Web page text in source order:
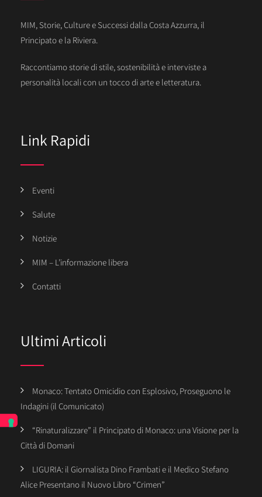
MIM, Storie, Culture e Successi dalla Costa Azzurra, il
Principato e la Riviera.
Raccontiamo storie di stile, sostenibilità e interviste a
personalità locali con un tocco di arte e letteratura.
Link Rapidi
Eventi
Salute
Notizie
MIM – L’informazione libera
Contatti
Ultimi Articoli
Monaco: Tentato Omicidio con Esplosivo, Proseguono le
Indagini (il Comunicato)
“Rinaturalizzare” il Principato di Monaco: una Visione per la
Città di Domani
LIGURIA: il Giornalista Dino Frambati e il Medico Stefano
Alice Presentano il Nuovo Libro “Crimen”